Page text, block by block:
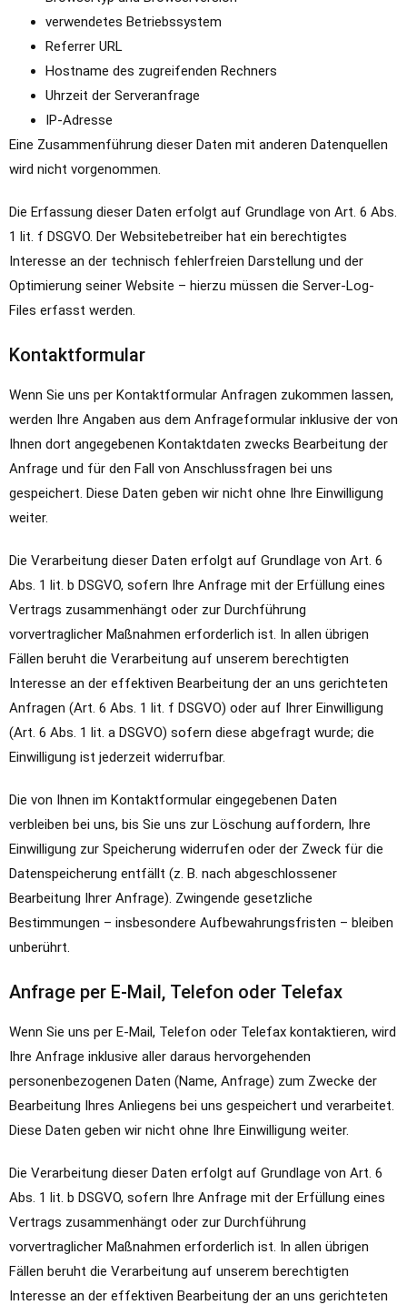
verwendetes Betriebssystem
Referrer URL
Hostname des zugreifenden Rechners
Uhrzeit der Serveranfrage
IP-Adresse
Eine Zusammenführung dieser Daten mit anderen Datenquellen
wird nicht vorgenommen.
Die Erfassung dieser Daten erfolgt auf Grundlage von Art. 6 Abs.
1 lit. f DSGVO. Der Websitebetreiber hat ein berechtigtes
Interesse an der technisch fehlerfreien Darstellung und der
Optimierung seiner Website – hierzu müssen die Server-Log-
Files erfasst werden.
Kontaktformular
Wenn Sie uns per Kontaktformular Anfragen zukommen lassen,
werden Ihre Angaben aus dem Anfrageformular inklusive der von
Ihnen dort angegebenen Kontaktdaten zwecks Bearbeitung der
Anfrage und für den Fall von Anschlussfragen bei uns
gespeichert. Diese Daten geben wir nicht ohne Ihre Einwilligung
weiter.
Die Verarbeitung dieser Daten erfolgt auf Grundlage von Art. 6
Abs. 1 lit. b DSGVO, sofern Ihre Anfrage mit der Erfüllung eines
Vertrags zusammenhängt oder zur Durchführung
vorvertraglicher Maßnahmen erforderlich ist. In allen übrigen
Fällen beruht die Verarbeitung auf unserem berechtigten
Interesse an der effektiven Bearbeitung der an uns gerichteten
Anfragen (Art. 6 Abs. 1 lit. f DSGVO) oder auf Ihrer Einwilligung
(Art. 6 Abs. 1 lit. a DSGVO) sofern diese abgefragt wurde; die
Einwilligung ist jederzeit widerrufbar.
Die von Ihnen im Kontaktformular eingegebenen Daten
verbleiben bei uns, bis Sie uns zur Löschung auffordern, Ihre
Einwilligung zur Speicherung widerrufen oder der Zweck für die
Datenspeicherung entfällt (z. B. nach abgeschlossener
Bearbeitung Ihrer Anfrage). Zwingende gesetzliche
Bestimmungen – insbesondere Aufbewahrungsfristen – bleiben
unberührt.
Anfrage per E-Mail, Telefon oder Telefax
Wenn Sie uns per E-Mail, Telefon oder Telefax kontaktieren, wird
Ihre Anfrage inklusive aller daraus hervorgehenden
personenbezogenen Daten (Name, Anfrage) zum Zwecke der
Bearbeitung Ihres Anliegens bei uns gespeichert und verarbeitet.
Diese Daten geben wir nicht ohne Ihre Einwilligung weiter.
Die Verarbeitung dieser Daten erfolgt auf Grundlage von Art. 6
Abs. 1 lit. b DSGVO, sofern Ihre Anfrage mit der Erfüllung eines
Vertrags zusammenhängt oder zur Durchführung
vorvertraglicher Maßnahmen erforderlich ist. In allen übrigen
Fällen beruht die Verarbeitung auf unserem berechtigten
Interesse an der effektiven Bearbeitung der an uns gerichteten